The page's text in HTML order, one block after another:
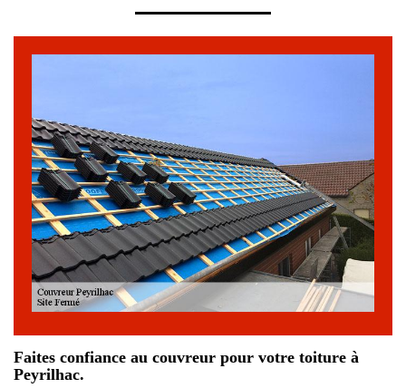
Faites confiance au couvreur pour votre toiture à
Peyrilhac.